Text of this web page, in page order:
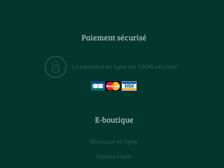
Paiement sécurisé
Le paiement en ligne est 100% sécurisé
E-boutique
Boutique en ligne
Espace client